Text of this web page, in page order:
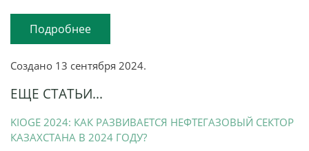
Подробнее
Создано 13 сентября 2024.
ЕЩЕ СТАТЬИ...
KIOGE 2024: КАК РАЗВИВАЕТСЯ НЕФТЕГАЗОВЫЙ СЕКТОР
КАЗАХСТАНА В 2024 ГОДУ?